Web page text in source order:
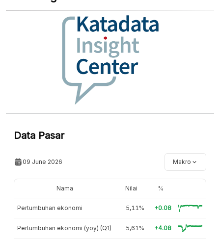
Data Pasar
09 June 2026 Makro
Nama Nilai %
Pertumbuhan ekonomi 5,11% +0.08
Pertumbuhan ekonomi (yoy) (Q1) 5,61% +4.08